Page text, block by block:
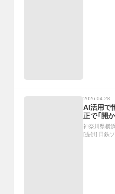
2026.04.28
AI活用で
正で「開
神奈川県横
[提供] 日鉄